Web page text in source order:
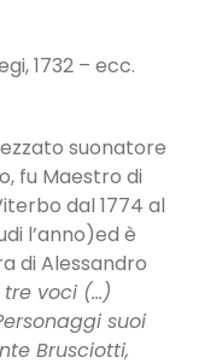
1732 – ecc.
suonatore
fu Maestro di
dal 1774 al
l’anno)ed è
di Alessandro
voci (…)
suoi
Brusciotti,